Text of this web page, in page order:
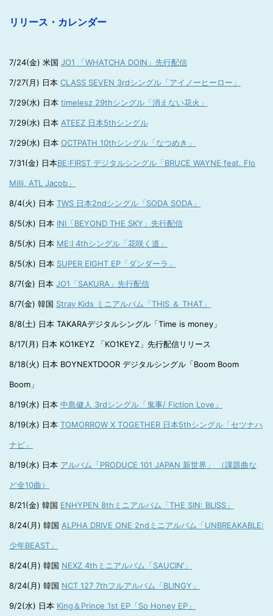
リリース・カレンダー
7/24(金) 米国 JO1 「WHATCHA DOIN」先行配信
7/27(月) 日本 CLASS SEVEN 3rdシングル「アイノーヒーロー」
7/29(水) 日本 timelesz 29thシングル「消えない花火」
7/29(水) 日本 ATEEZ 日本5thシングル
7/29(水) 日本 OCTPATH 10thシングル「なつめき」
7/31(金) 日本BE:FIRST デジタルシングル「BRUCE WAYNE feat. Flo
Milli, ATL Jacob」
8/4(火) 日本 TWS 日本2ndシングル「SODA SODA」
8/5(水) 日本 INI「BEYOND THE SKY」先行配信
8/5(水) 日本 ME:I 4thシングル「花咲く道」
8/5(水) 日本 SUPER EIGHT EP「ダンダーラ」
8/7(金) 日本 JO1「SAKURA」先行配信
8/7(金) 韓国 Stray Kids ミニアルバム「THIS ＆ THAT」
8/8(土) 日本 TAKARAデジタルシングル「Time is money」
8/17(月) 日本 KO1KEYZ 「KO1KEYZ」先行配信リリース
8/18(火) 日本 BOYNEXTDOOR デジタルシングル「Boom Boom
Boom」
8/19(水) 日本 中島健人 3rdシングル「鬼事/ Fiction Love」
8/19(水) 日本 TOMORROW X TOGETHER 日本5thシングル「セツナハ
ナビ」
8/19(水) 日本 アルバム「PRODUCE 101 JAPAN 新世界」 （課題曲な
ど全10曲）
8/21(金) 韓国 ENHYPEN 8thミニアルバム「THE SIN: BLISS」
8/24(月) 韓国 ALPHA DRIVE ONE 2ndミニアルバム「UNBREAKABLE:
少年BEAST」
8/24(月) 韓国 NEXZ 4thミニアルバム「SAUCIN’」
8/24(月) 韓国 NCT 127 7thフルアルバム「BLINGY」
9/2(水) 日本 King＆Prince 1st EP「So Honey EP」